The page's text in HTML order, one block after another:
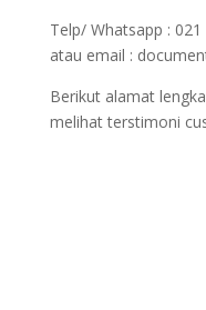
Telp/ Whatsapp :
atau email :
Berikut alamat
melihat terstimoni